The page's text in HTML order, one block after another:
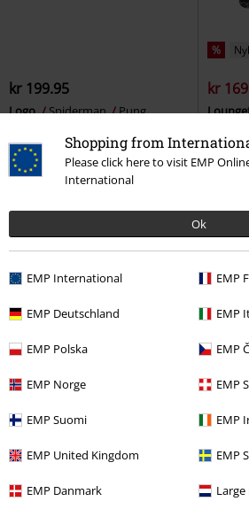
Shopping from
Please click here to visit EMP
International
Ok
EMP International EMP
EMP Deutschland EMP
EMP Polska EMP
EMP Norge EMP
EMP Suomi EMP
EMP United Kingdom EMP
EMP Danmark
kr 199.95
Logo Spiderman Pung
%
kr
kr 129.95
Bæltetaske
Bæltetaske
kr